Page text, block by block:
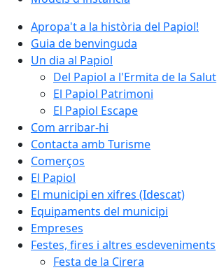
Apropa't a la història del Papiol!
Guia de benvinguda
Un dia al Papiol
Del Papiol a l'Ermita de la Salut
El Papiol Patrimoni
El Papiol Escape
Com arribar-hi
Contacta amb Turisme
Comerços
El Papiol
El municipi en xifres (Idescat)
Equipaments del municipi
Empreses
Festes, fires i altres esdeveniments
Festa de la Cirera